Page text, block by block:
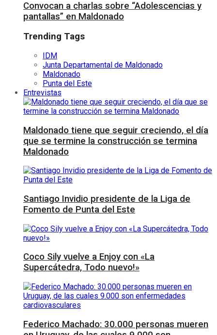
Convocan a charlas sobre “Adolescencias y
pantallas” en Maldonado
Trending Tags
IDM
Junta Departamental de Maldonado
Maldonado
Punta del Este
Entrevistas
Maldonado tiene que seguir creciendo, el día
que se termine la construcción se termina
Maldonado
Santiago Invidio presidente de la Liga de
Fomento de Punta del Este
Coco Sily vuelve a Enjoy con «La
Supercátedra, Todo nuevo!»
Federico Machado: 30.000 personas mueren